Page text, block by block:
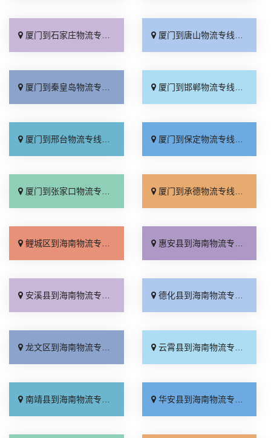
厦门到石家庄物流专线_准时准点「多少公里」 厦门到唐山物流专线_全境派送「收费介绍」
厦门到秦皇岛物流专线_高效运输「运保时效」 厦门到邯郸物流专线_物流拼车「全境配送」
厦门到邢台物流专线_专业靠谱「上门提货」 厦门到保定物流专线_全程直达「高效运输」
厦门到张家口物流专线_全境派送「多久能到」 厦门到承德物流专线_专业调车「合理收费」
鲤城区到海南物流专线_市县闪送「不随意加价」 惠安县到海南物流专线_不随意加价「物流拼车」
安溪县到海南物流专线_运价行情「高速快运」 德化县到海南物流专线_资质齐全「多久时间」
龙文区到海南物流专线_合同承运「全境配送」 云霄县到海南物流专线_运费多少「来电咨询」
南靖县到海南物流专线_几天到达「收费标准」 华安县到海南物流专线_零担配货「运保时效」